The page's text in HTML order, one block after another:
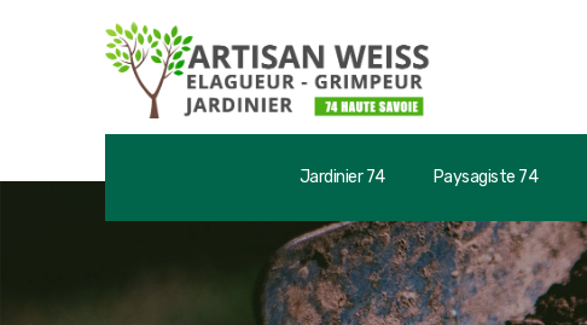
Jardinier 74 Paysagiste 74